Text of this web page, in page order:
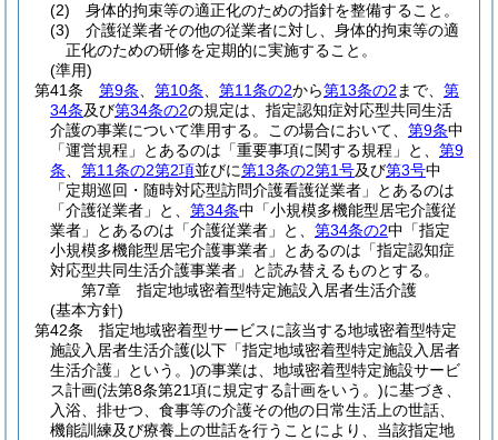
(2)
身体的拘束等の適正化のための指針を整備すること。
(3)
介護従業者その他の従業者に対し、身体的拘束等の適
正化のための研修を定期的に実施すること。
(準用)
第41条
第9条 第10条 第11条の2から第13条の2 まで、 第
34条及び第34条の2の規定は、指定認知症対応型共同生活
介護の事業について準用する。
この場合において、 第9条中
「運営規程」とあるのは「重要事項に関する規程」と、 第9
条
第11条の2第2項並びに第13条の2第1号及び第3号中
「定期巡回・随時対応型訪問介護看護従業者」とあるのは
「介護従業者」と、 第34条中「小規模多機能型居宅介護従
業者」とあるのは「介護従業者」と、 第34条の2中「指定
小規模多機能型居宅介護事業者」とあるのは「指定認知症
対応型共同生活介護事業者」と読み替えるものとする。
第7章
指定地域密着型特定施設入居者生活介護
(基本方針)
第42条
指定地域密着型サービスに該当する地域密着型特定
施設入居者生活介護(以下「指定地域密着型特定施設入居者
生活介護」という。)の事業は、地域密着型特定施設サービ
ス計画(法第8条第21項に規定する計画をいう。)に基づき、
入浴、排せつ、食事等の介護その他の日常生活上の世話、
機能訓練及び療養上の世話を行うことにより、当該指定地